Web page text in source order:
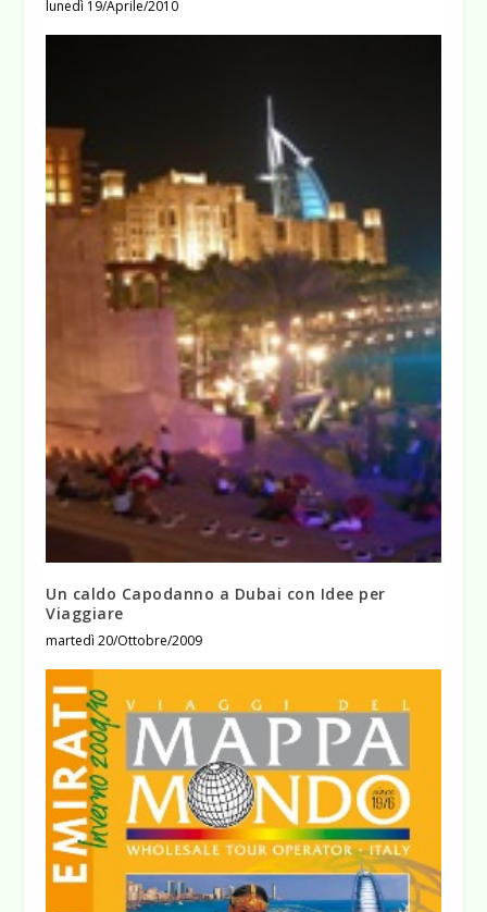
lunedì 19/Aprile/2010
Un caldo Capodanno a Dubai con Idee per
Viaggiare
martedì 20/Ottobre/2009